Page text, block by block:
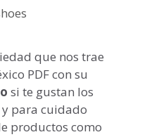
que nos trae
PDFcon su
si te gustan los
para cuidado
productos como